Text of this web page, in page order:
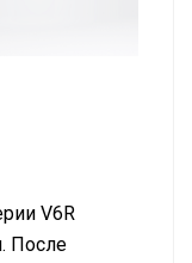
V6R
После